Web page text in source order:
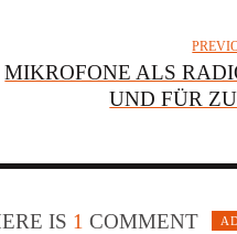
MIKROFONE ALS
UND FÜR
IS 1 COMMENT